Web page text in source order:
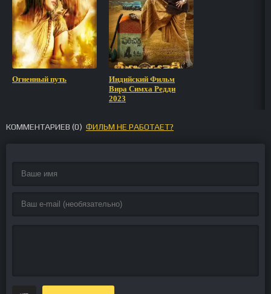
Огненный путь
Индийский Фильм
Вира Симха Редди
2023
КОММЕНТАРИЕВ (0) ФИЛЬМ НЕ РАБОТАЕТ?